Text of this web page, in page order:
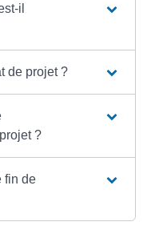
il
de projet ?
?
fin de